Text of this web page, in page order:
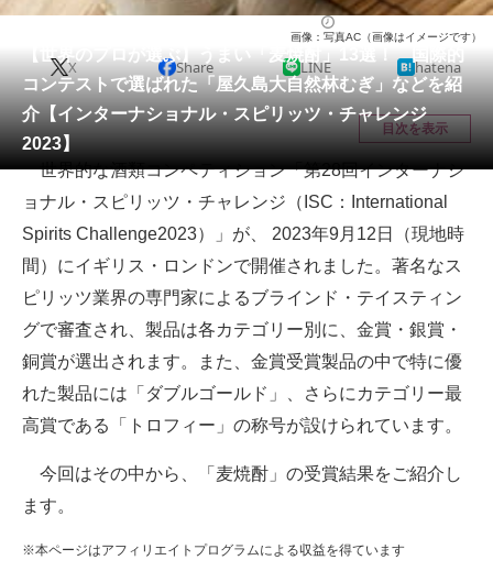
メディア
注目記事を集めた総合ページ
ITの今と未来を見通す
スマホと通信の最新トレンド
進化するPCとデバイスの未来
好きが集まる 比べて選べる
ビジネスと働き方のヒント
AI活用のいまが分かる
企業ITのトレンドを詳説
【世界のプロが選ぶ】うまい「麦焼酎」13選！ 国際的
コンテストで選ばれた「屋久島大自然林むぎ」などを紹
介【インターナショナル・スピリッツ・チャレンジ
2023】
画像：写真AC（画像はイメージです）
X Share LINE hatena
目次を表示
世界的な酒類コンペティション「第28回インターナシ
ョナル・スピリッツ・チャレンジ（ISC：International
Spirits Challenge2023）」が、 2023年9月12日（現地時
間）にイギリス・ロンドンで開催されました。著名なス
ピリッツ業界の専門家によるブラインド・テイスティン
グで審査され、製品は各カテゴリー別に、金賞・銀賞・
銅賞が選出されます。また、金賞受賞製品の中で特に優
れた製品には「ダブルゴールド」、さらにカテゴリー最
高賞である「トロフィー」の称号が設けられています。
今回はその中から、「麦焼酎」の受賞結果をご紹介し
ます。
※本ページはアフィリエイトプログラムによる収益を得ています